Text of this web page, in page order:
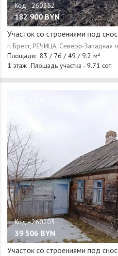
182 900 BYN
Участок со строениями под снос
39 506 BYN
Участок со строениями под снос